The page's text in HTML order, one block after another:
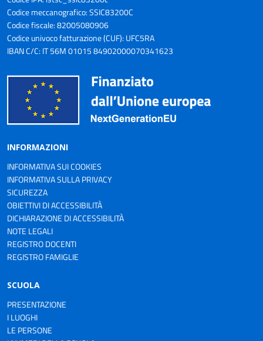
Codice meccanografico: SSIC83200C
Codice fiscale: 82005080906
Codice univoco fatturazione (CUF): UFC5RA
IBAN C/C: IT 56M 01015 84902000070341623
INFORMAZIONI
INFORMATIVA SUI COOKIES
INFORMATIVA SULLA PRIVACY
SICUREZZA
OBIETTIVI DI ACCESSIBILITÀ
DICHIARAZIONE DI ACCESSIBILITÀ
NOTE LEGALI
REGISTRO DOCENTI
REGISTRO FAMIGLIE
SCUOLA
PRESENTAZIONE
I LUOGHI
LE PERSONE